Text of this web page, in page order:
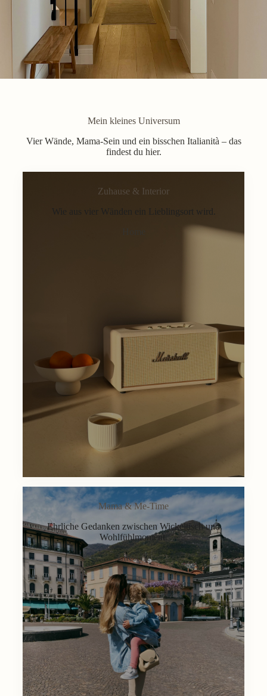
Mein kleines Universum
Vier Wände, Mama-Sein und ein bisschen Italianità – das
findest du hier.
Zuhause & Interior
Wie aus vier Wänden ein Lieblingsort wird.
Mama & Me-Time
Ehrliche Gedanken zwischen Wickeltisch und
Wohlfühlmoment.
Lifestyle